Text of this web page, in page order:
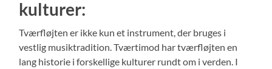
kulturer:
Tværfløjten er ikke kun et instrument, der bruges i
vestlig musiktradition. Tværtimod har tværfløjten en
lang historie i forskellige kulturer rundt om i verden. I